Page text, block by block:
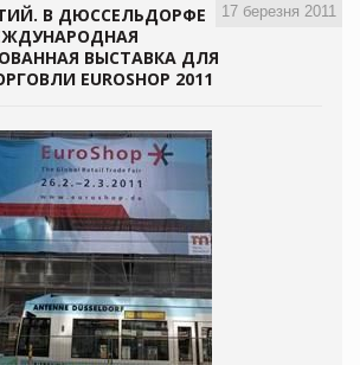
17 березня 2011
В ДЮССЕЛЬДОРФЕ
ВЫСТАВКА ДЛЯ
EUROSHOP 2011